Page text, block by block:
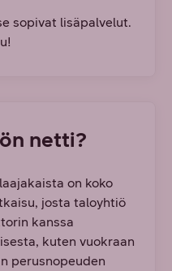
sopivat lisäpalvelut.
netti?
on koko
josta taloyhtiö
kanssa
kuten vuokraan
perusnopeuden